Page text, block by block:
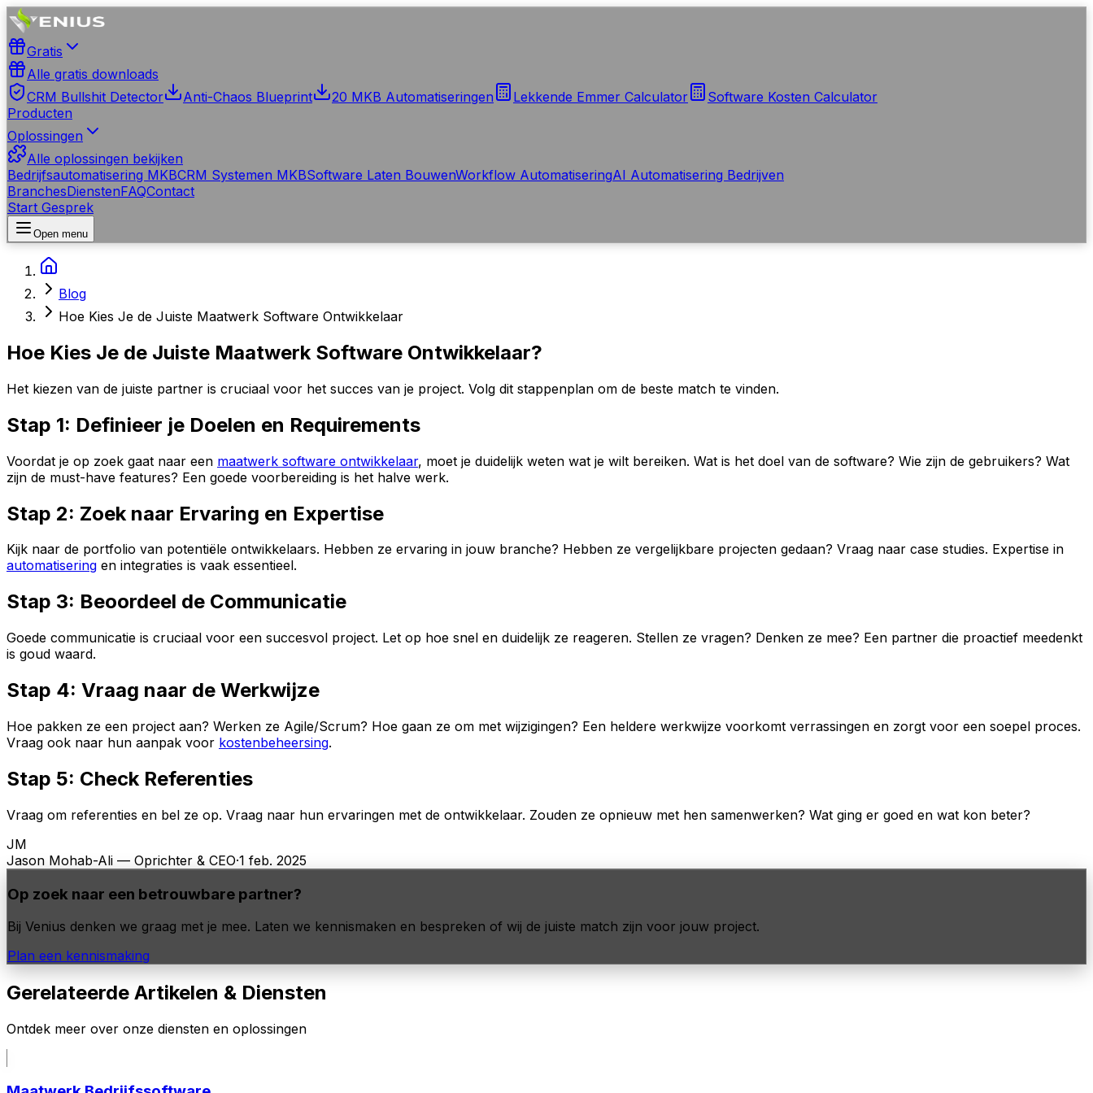
Gratis
Alle gratis downloads
CRM Bullshit Detector
Anti-Chaos Blueprint 20 MKB Automatiseringen Lekkende Emmer Calculator
Software Kosten Calculator
Producten
Oplossingen
Alle oplossingen bekijken
Bedrijfsautomatisering MKBCRM Systemen MKBSoftware Laten BouwenWorkflow AutomatiseringAI Automatisering Bedrijven
BranchesDienstenFAQContact
Start Gesprek
Open menu
Blog
Hoe Kies Je de Juiste Maatwerk Software Ontwikkelaar
Hoe Kies Je de Juiste Maatwerk Software Ontwikkelaar?
Het kiezen van de juiste partner is cruciaal voor het succes van je project. Volg dit stappenplan om de beste match te vinden.
Stap 1: Definieer je Doelen en Requirements
Voordat je op zoek gaat naar een maatwerk software ontwikkelaar, moet je duidelijk weten wat je wilt bereiken. Wat is het doel van de software? Wie zijn de gebruikers? Wat
zijn de must-have features? Een goede voorbereiding is het halve werk.
Stap 2: Zoek naar Ervaring en Expertise
Kijk naar de portfolio van potentiële ontwikkelaars. Hebben ze ervaring in jouw branche? Hebben ze vergelijkbare projecten gedaan? Vraag naar case studies. Expertise in
automatisering en integraties is vaak essentieel.
Stap 3: Beoordeel de Communicatie
Goede communicatie is cruciaal voor een succesvol project. Let op hoe snel en duidelijk ze reageren. Stellen ze vragen? Denken ze mee? Een partner die proactief meedenkt
is goud waard.
Stap 4: Vraag naar de Werkwijze
Hoe pakken ze een project aan? Werken ze Agile/Scrum? Hoe gaan ze om met wijzigingen? Een heldere werkwijze voorkomt verrassingen en zorgt voor een soepel proces.
Vraag ook naar hun aanpak voor kostenbeheersing.
Stap 5: Check Referenties
Vraag om referenties en bel ze op. Vraag naar hun ervaringen met de ontwikkelaar. Zouden ze opnieuw met hen samenwerken? Wat ging er goed en wat kon beter?
JM
Jason Mohab-Ali — Oprichter & CEO·1 feb. 2025
Op zoek naar een betrouwbare partner?
Bij Venius denken we graag met je mee. Laten we kennismaken en bespreken of wij de juiste match zijn voor jouw project.
Plan een kennismaking
Gerelateerde Artikelen & Diensten
Ontdek meer over onze diensten en oplossingen